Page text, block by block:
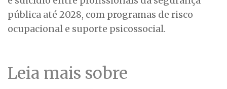
pública até 2028, com programas de risco
ocupacional e suporte psicossocial.
Leia mais sobre